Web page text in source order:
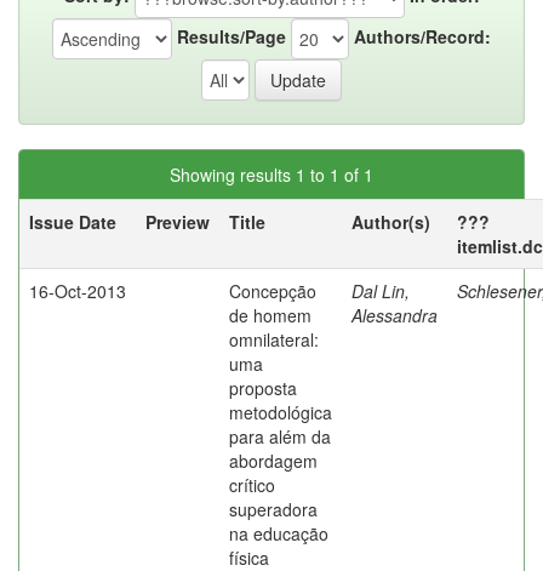
Results/Page
Authors/Record:
Showing results 1 to 1 of 1
Issue Date
Preview Title Author(s)
???
16-Oct-2013
Concepção
de homem
omnilateral:
uma
proposta
metodológica
para além da
abordagem
crítico
superadora
na educação
física
Dal Lin,
Alessandra